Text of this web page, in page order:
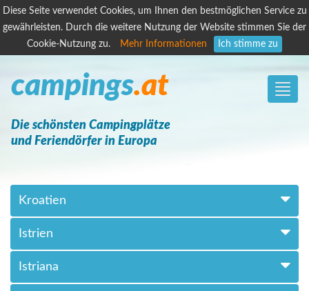
Diese Seite verwendet Cookies, um Ihnen den bestmöglichen Service zu
gewährleisten. Durch die weitere Nutzung der Website stimmen Sie der
Cookie-Nutzung zu.
Mehr Informationen Ich stimme zu
Toggle
campings.at
Die schönsten Campingplätze
und Feriendörfer in Europa
Kroatien
Istrien
Istriana